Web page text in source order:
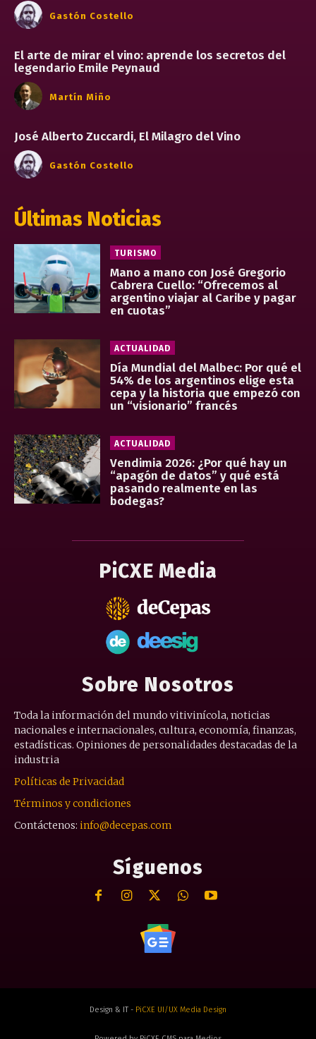
Gastón Costello
El arte de mirar el vino: aprende los secretos del
legendario Emile Peynaud
Martín Miño
José Alberto Zuccardi, El Milagro del Vino
Gastón Costello
Últimas Noticias
TURISMO
Mano a mano con José Gregorio
Cabrera Cuello: “Ofrecemos al
argentino viajar al Caribe y pagar
en cuotas”
ACTUALIDAD
Día Mundial del Malbec: Por qué el
54% de los argentinos elige esta
cepa y la historia que empezó con
un “visionario” francés
ACTUALIDAD
Vendimia 2026: ¿Por qué hay un
“apagón de datos” y qué está
pasando realmente en las
bodegas?
PiCXE Media
Sobre Nosotros
Toda la información del mundo vitivinícola, noticias
nacionales e internacionales, cultura, economía, finanzas,
estadísticas. Opiniones de personalidades destacadas de la
industria
Políticas de Privacidad
Términos y condiciones
Contáctenos: info@decepas.com
Síguenos
Design & IT - PiCXE UI/UX Media Design